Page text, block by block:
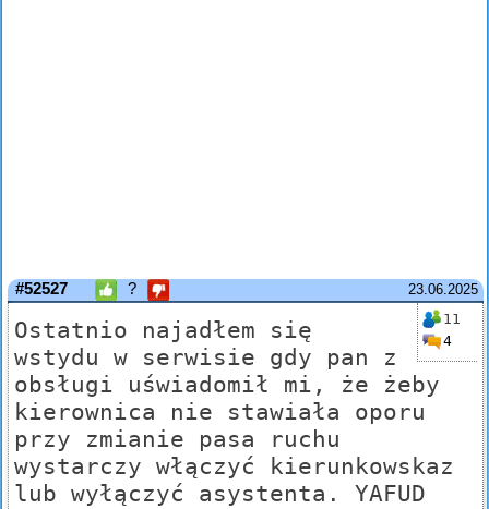
23.06.2025
#52527 ?
11
4
Ostatnio najadłem się
wstydu w serwisie gdy pan z
obsługi uświadomił mi, że żeby
kierownica nie stawiała oporu
przy zmianie pasa ruchu
wystarczy włączyć kierunkowskaz
lub wyłączyć asystenta. YAFUD